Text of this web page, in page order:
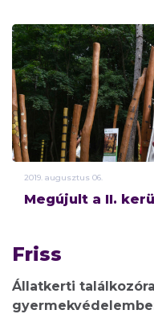
2019. augusztus 06.
Megújult a II.
Friss
Állatkerti